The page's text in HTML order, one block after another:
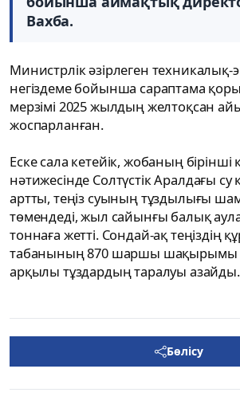
Вахба.
Министрлік әзірлеген
негіздеме бойынша сараптама
мерзімі 2025 жылдың желтоқсан
жоспарланған.
Еске сала кетейік, жобаның бірінші
нәтижесінде Солтүстік Аралдағы су
артты, теңіз суының тұздылығы
төмендеді, жыл сайынғы балық
тоннаға жетті. Сондай-ақ теңіздің
табанының 870 шаршы шақырымы
арқылы тұздардың таралуы азайды.
Бөлісу